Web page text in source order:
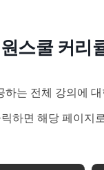
스쿨 커리
하는 전체 강의에
하면 해당 페이지